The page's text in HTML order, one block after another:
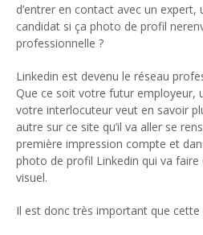
d’entrer en contact avec un
candidat si ça photo de profil
professionnelle ?
Linkedin est devenu le réseau
Que ce soit votre futur employeur,
votre interlocuteur veut en savoir
autre sur ce site qu’il va aller se
première impression compte et
photo de profil Linkedin qui va
visuel.
Il est donc très important que